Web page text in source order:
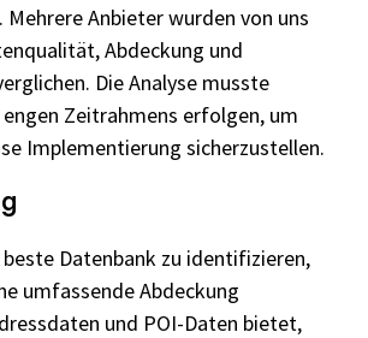
Anbieter wurden von uns
Abdeckung und
Die Analyse musste
Zeitrahmens erfolgen, um
Implementierung sicherzustellen.
Datenbank zu identifizieren,
umfassende Abdeckung
und POI-Daten bietet,